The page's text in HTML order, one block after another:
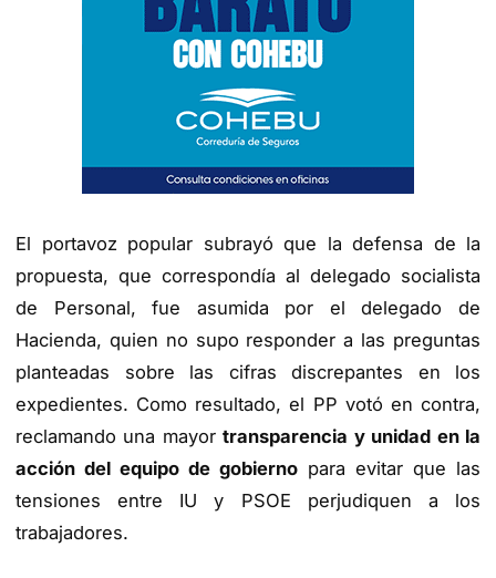
El portavoz popular subrayó que la defensa de la
propuesta, que correspondía al delegado socialista
de Personal, fue asumida por el delegado de
Hacienda, quien no supo responder a las preguntas
planteadas sobre las cifras discrepantes en los
expedientes. Como resultado, el PP votó en contra,
reclamando una mayortransparencia y unidad en la
acción del equipo de gobierno para evitar que las
tensiones entre IU y PSOE perjudiquen a los
trabajadores.